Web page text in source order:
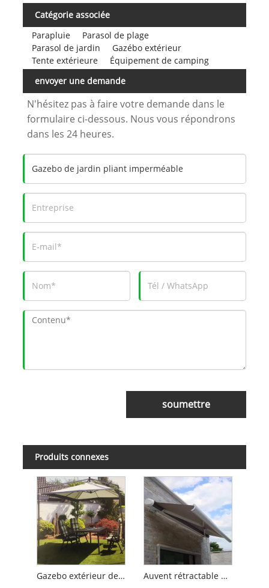
Catégorie associée
Parapluie
Parasol de plage
Parasol de jardin
Gazébo extérieur
Tente extérieure
Équipement de camping
envoyer une demande
N'hésitez pas à faire votre demande dans le
formulaire ci-dessous. Nous vous répondrons
dans les 24 heures.
soumettre
Produits connexes
Gazebo extérieur de grande taille Auvent rétractable automatique à cassette complète